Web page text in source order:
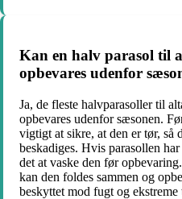
Kan en halv parasol til
opbevares udenfor
Ja, de fleste halvparasoller til
opbevares udenfor sæsonen.
vigtigt at sikre, at den er tør, så
beskadiges. Hvis parasollen
det at vaske den før
kan den foldes sammen og
beskyttet mod fugt og ekstreme